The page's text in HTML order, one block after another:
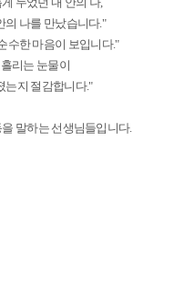
의 나를 만났습니다."
수한 마음이 보입니다."
리는 눈물이
는지 절감합니다."
말하는 선생님들입니다.